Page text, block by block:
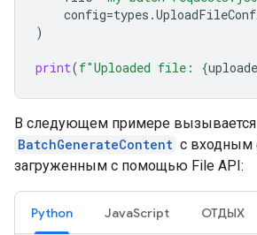
config=types .
)
print(f"Uploaded file: {
В следующем примере
BatchGenerateContent с входным
загруженным с помощью File API:
Python JavaScript ОТДЫХ